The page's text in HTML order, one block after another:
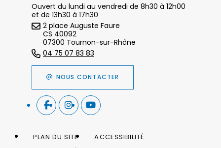
Ouvert du lundi au vendredi de 8h30 à 12h00
et de 13h30 à 17h30
2 place Auguste Faure
CS 40092
07300 Tournon-sur-Rhône
04 75 07 83 83
NOUS CONTACTER
PLAN DU SITE
ACCESSIBILITÉ